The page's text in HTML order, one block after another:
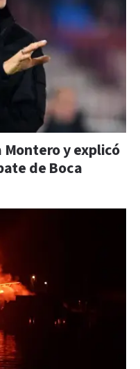
y explicó
de Boca